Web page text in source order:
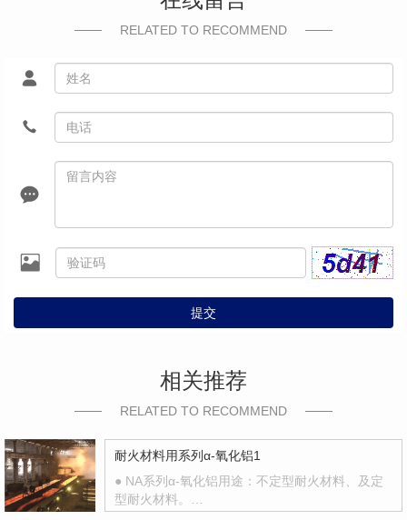
RELATED TO RECOMMEND
提交
相关推荐
RELATED TO RECOMMEND
耐火材料用系列α-氧化铝1
● NA系列α-氧化铝用途：不定型耐火材料、及定
型耐火材料。…